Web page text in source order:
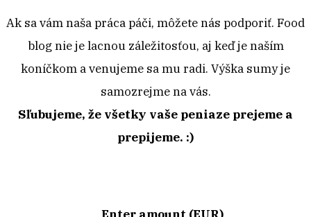
Ak sa vám naša práca páči, môžete nás podporiť. Food
blog nie je lacnou záležitosťou, aj keď je naším
koníčkom a venujeme sa mu radi. Výška sumy je
samozrejme na vás.
Sľubujeme, že všetky vaše peniaze prejeme a
prepijeme. :)